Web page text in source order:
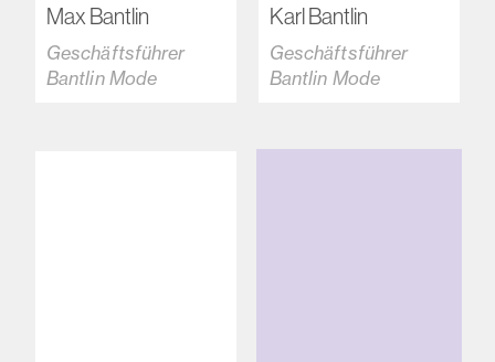
Max Bantlin
Geschäftsführer
Bantlin Mode
Karl Bantlin
Geschäftsführer
Bantlin Mode